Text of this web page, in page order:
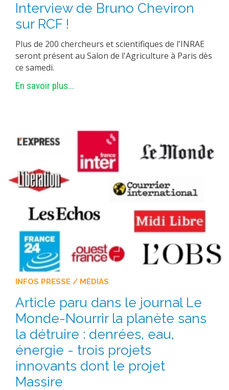
THÈSES EN COURS
PRODUCTION
MÉTHODES ET OUTILS
NOTES THÉMATIQUES
NOS TRAVAUX EN VIDÉO
Interview de Bruno Cheviron
sur RCF !
Plus de 200 chercheurs et scientifiques de l'INRAE
seront présent au Salon de l'Agriculture à Paris dès
ce samedi.
En savoir plus...
INFOS PRESSE / MÉDIAS
Article paru dans le journal Le
Monde-Nourrir la planète sans
la détruire : denrées, eau,
énergie - trois projets
innovants dont le projet
Massire